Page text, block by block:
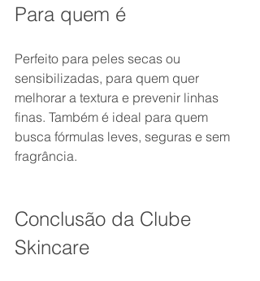
Para quem é
Perfeito para peles secas ou
sensibilizadas, para quem quer
melhorar a textura e prevenir linhas
finas. Também é ideal para quem
busca fórmulas leves, seguras e sem
fragrância.
Conclusão da Clube
Skincare